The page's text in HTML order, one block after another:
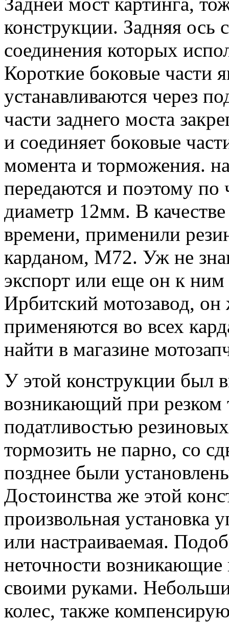
конструкции. Задняя ось
соединения которых
Короткие боковые части
устанавливаются через
части заднего моста
и соединяет боковые
момента и торможения.
передаются и поэтому по
диаметр 12мм. В
времени, применили
карданом, М72. Уж не
экспорт или еще он к
Ирбитский мотозавод,
применяются во всех
найти в магазине
У этой конструкции был
возникающий при резком
податливостью
тормозить не парно, со
позднее были
Достоинства же этой
произвольная установка
или настраиваемая.
неточности возникающие
своими руками.
колес, также